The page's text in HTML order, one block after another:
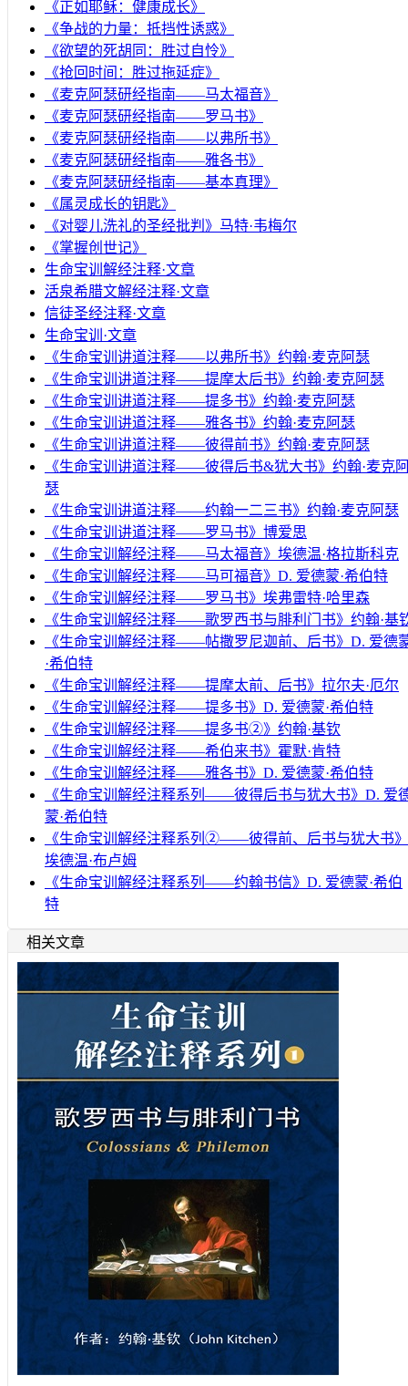
《正如耶稣：健康成长》
《争战的力量：抵挡性诱惑》
《欲望的死胡同：胜过自怜》
《抢回时间：胜过拖延症》
《麦克阿瑟研经指南——马太福音》
《麦克阿瑟研经指南——罗马书》
《麦克阿瑟研经指南——以弗所书》
《麦克阿瑟研经指南——雅各书》
《麦克阿瑟研经指南——基本真理》
《属灵成长的钥匙》
《对婴儿洗礼的圣经批判》马特·韦梅尔
《掌握创世记》
生命宝训解经注释·文章
活泉希腊文解经注释·文章
信徒圣经注释·文章
生命宝训·文章
《生命宝训讲道注释——以弗所书》约翰·麦克阿瑟
《生命宝训讲道注释——提摩太后书》约翰·麦克阿瑟
《生命宝训讲道注释——提多书》约翰·麦克阿瑟
《生命宝训讲道注释——雅各书》约翰·麦克阿瑟
《生命宝训讲道注释——彼得前书》约翰·麦克阿瑟
《生命宝训讲道注释——彼得后书&犹大书》约翰·麦克
瑟
《生命宝训讲道注释——约翰一二三书》约翰·麦克阿瑟
《生命宝训讲道注释——罗马书》博爱思
《生命宝训解经注释——马太福音》埃德温·格拉斯科克
《生命宝训解经注释——马可福音》D. 爱德蒙·希伯特
《生命宝训解经注释——罗马书》埃弗雷特·哈里森
《生命宝训解经注释——歌罗西书与腓利门书》约翰·基
《生命宝训解经注释——帖撒罗尼迦前、后书》D. 爱德
·希伯特
《生命宝训解经注释——提摩太前、后书》拉尔夫·厄尔
《生命宝训解经注释——提多书》D. 爱德蒙·希伯特
《生命宝训解经注释——提多书②》约翰·基钦
《生命宝训解经注释——希伯来书》霍默·肯特
《生命宝训解经注释——雅各书》D. 爱德蒙·希伯特
《生命宝训解经注释系列——彼得后书与犹大书》D. 爱
蒙·希伯特
《生命宝训解经注释系列②——彼得前、后书与犹大书》
埃德温·布卢姆
《生命宝训解经注释系列——约翰书信》D. 爱德蒙·希伯
特
相关文章